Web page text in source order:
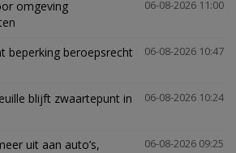
06-08-2026 11:00
omgeving
06-08-2026 10:47
beperking beroepsrecht
06-08-2026 10:24
blijft zwaartepunt in
06-08-2026 09:25
uit aan auto’s,